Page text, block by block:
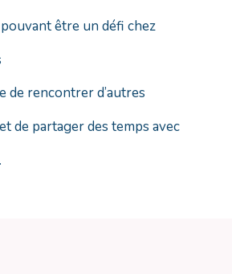
être un défi chez
de rencontrer d’autres
de partager des temps avec